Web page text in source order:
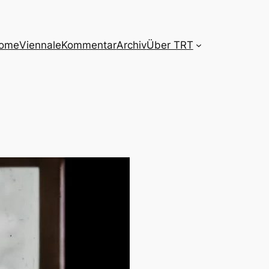
ViennaleKommentarArchivÜber TRT